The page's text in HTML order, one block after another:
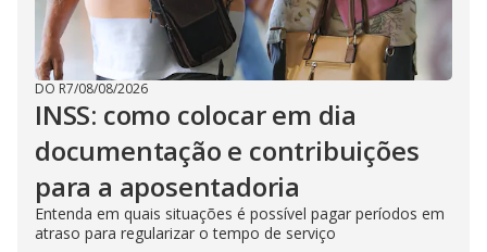
DO R7/08/08/2026
INSS: como colocar em dia
documentação e contribuições
para a aposentadoria
Entenda em quais situações é possível pagar períodos em
atraso para regularizar o tempo de serviço